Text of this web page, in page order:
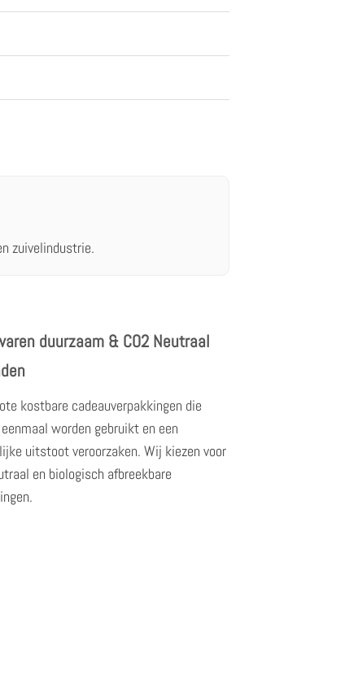
zuivelindustrie.
duurzaam & CO2 Neutraal
kostbare cadeauverpakkingen die
worden gebruikt en een
uitstoot veroorzaken. Wij kiezen voor
en biologisch afbreekbare